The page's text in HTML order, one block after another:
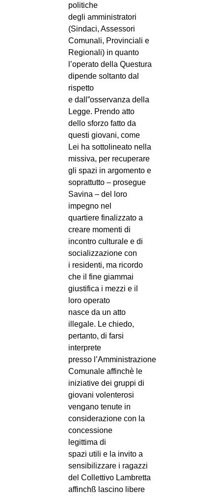
politiche
degli amministratori
(Sindaci, Assessori
Comunali, Provinciali e
Regionali) in quanto
l’operato della Questura
dipende soltanto dal
rispetto
e dall”osservanza della
Legge. Prendo atto
dello sforzo fatto da
questi giovani, come
Lei ha sottolineato nella
missiva, per recuperare
gli spazi in argomento e
soprattutto – prosegue
Savina – del loro
impegno nel
quartiere finalizzato a
creare momenti di
incontro culturale e di
socializzazione con
i residenti, ma ricordo
che il fine giammai
giustifica i mezzi e il
loro operato
nasce da un atto
illegale. Le chiedo,
pertanto, di farsi
interprete
presso l’Amministrazione
Comunale affinchè le
iniziative dei gruppi di
giovani volenterosi
vengano tenute in
considerazione con la
concessione
legittima di
spazi utili e la invito a
sensibilizzare i ragazzi
del Collettivo Lambretta
affinchß lascino libere